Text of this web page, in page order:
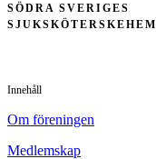
SÖDRA SVERIGES
SJUKSKÖTERSKEHEM
Innehåll
Om föreningen
Medlemskap